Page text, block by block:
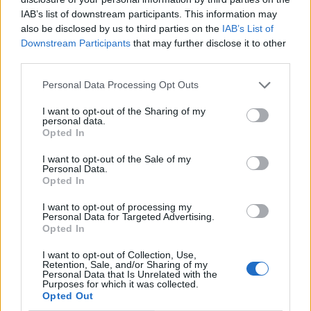
IAB’s list of downstream participants. This information may
also be disclosed by us to third parties on the IAB’s List of
Downstream Participants that may further disclose it to other
Personal Data Processing Opt Outs
I want to opt-out of the Sharing of my
personal data.
Opted In
I want to opt-out of the Sale of my
Personal Data.
Opted In
I want to opt-out of processing my
Personal Data for Targeted Advertising.
Opted In
I want to opt-out of Collection, Use,
Retention, Sale, and/or Sharing of my
Personal Data that Is Unrelated with the
Purposes for which it was collected.
Opted Out
Ναυτιλίας και Νησιωτικής ΠολιτικήςΕμμανουήλ
Κουτουλάκηνα ευχαριστεί και πάλι τα
πληρώματα από την Ελλάδα και το εξωτερικό για
τη συμμετοχή καθώς και τονΔήμο Αγίου
Ευστρατίου και τον
Δήμαρχο Κωνσταντίνο